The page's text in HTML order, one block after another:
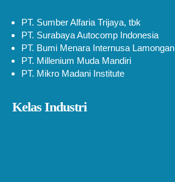
PT. Sumber Alfaria Trijaya, tbk
PT. Surabaya Autocomp Indonesia
PT. Bumi Menara Internusa Lamongan
PT. Millenium Muda Mandiri
PT. Mikro Madani Institute
Kelas Industri